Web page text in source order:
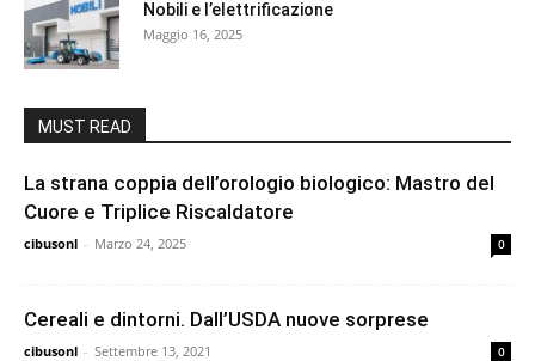
Nobili e l’elettrificazione
Maggio 16, 2025
MUST READ
La strana coppia dell’orologio biologico: Mastro del
Cuore e Triplice Riscaldatore
cibusonl - Marzo 24, 2025 0
Cereali e dintorni. Dall’USDA nuove sorprese
cibusonl - Settembre 13, 2021 0